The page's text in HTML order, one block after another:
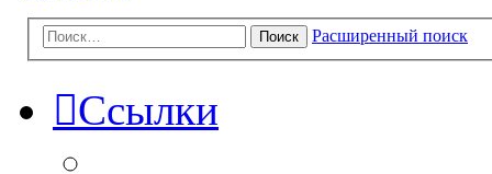
Поиск Расширенный поиск
Ссылки